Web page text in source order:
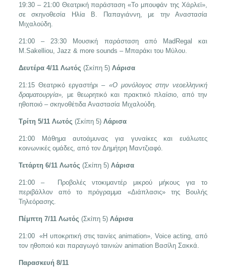
19:30 – 21:00 Θεατρική παράσταση «Το μπουφάν της Χάρλεϊ»,
σε σκηνοθεσία Ηλία Β. Παπαγιάννη, με την Αναστασία
Μιχαλούδη.
21:00 – 23:30 Μουσική παράσταση από MadRegal και
M.Sakelliou, Jazz & more sounds – Μπαράκι του Μύλου.
Δευτέρα 4/11 Λωτός (Σκίπη 5)Λάρισα
21:15 Θεατρικό εργαστήρι – «Ο μονόλογος στην νεοελληνική
δραματουργία», με θεωρητικό και πρακτικό πλαίσιο, από την
ηθοποιό – σκηνοθέτιδα Αναστασία Μιχαλούδη.
Τρίτη 5/11 Λωτός (Σκίπη 5)Λάρισα
21:00 Μάθημα αυτοάμυνας για γυναίκες και ευάλωτες
κοινωνικές ομάδες, από τον Δημήτρη Μαντζιαφό.
Τετάρτη 6/11 Λωτός (Σκίπη 5)Λάρισα
21:00 – Προβολές ντοκιμαντέρ μικρού μήκους για το
περιβάλλον από το πρόγραμμα «Διάπλασις» της Βουλής
Τηλεόρασης.
Πέμπτη 7/11 Λωτός (Σκίπη 5)Λάρισα
21:00 «Η υποκριτική στις ταινίες animation», Voice acting, από
τον ηθοποιό και παραγωγό ταινιών animation Βασίλη Σακκά.
Παρασκευή 8/11